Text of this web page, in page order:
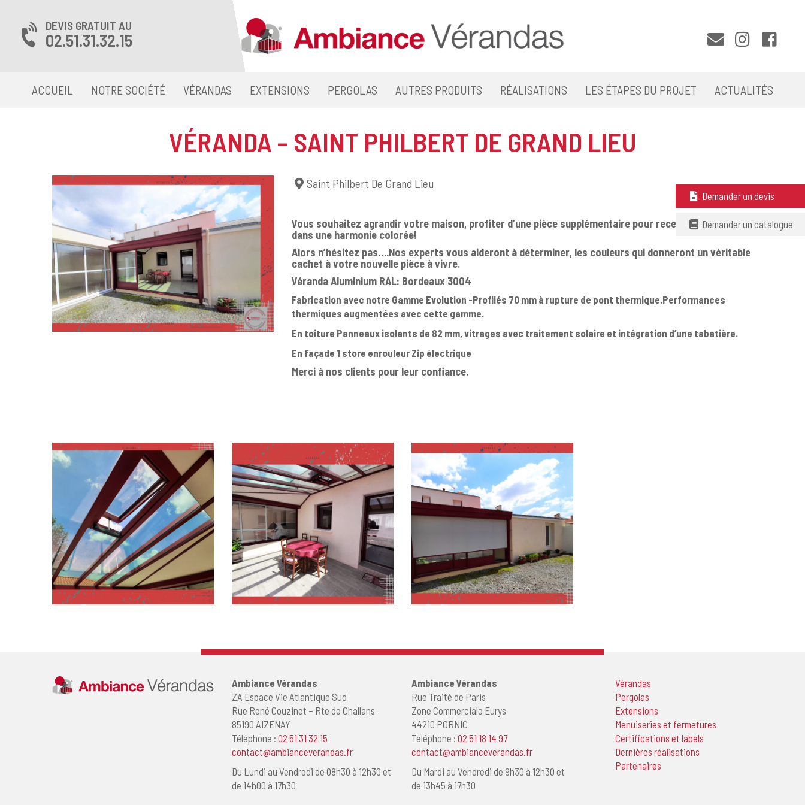
DEVIS GRATUIT AU
02.51.31.32.15
ACCUEIL NOTRE SOCIÉTÉ VÉRANDAS EXTENSIONS PERGOLAS AUTRES PRODUITS RÉALISATIONS LES ÉTAPES DU PROJET ACTUALITÉS
Demander un devis
Demander un catalogue
VÉRANDA – SAINT PHILBERT DE GRAND LIEU
Saint Philbert De Grand Lieu
Vous souhaitez agrandir votre maison, profiter d’une pièce supplémentaire pour recevoir vos amis,
dans une harmonie colorée!
Alors n’hésitez pas….Nos experts vous aideront à déterminer, les couleurs qui donneront un véritable
cachet à votre nouvelle pièce à vivre.
Véranda Aluminium RAL: Bordeaux 3004
Fabrication avec notre Gamme Evolution -Profilés 70 mm à rupture de pont thermique.Performances
thermiques augmentées avec cette gamme.
En toiture Panneaux isolants de 82 mm, vitrages avec traitement solaire et intégration d’une tabatière.
En façade 1 store enrouleur Zip électrique
Merci à nos clients pour leur confiance.
Ambiance Vérandas
ZA Espace Vie Atlantique Sud
Rue René Couzinet – Rte de Challans
85190 AIZENAY
Téléphone : 02 51 31 32 15
contact@ambianceverandas.fr
Du Lundi au Vendredi de 08h30 à 12h30 et
de 14h00 à 17h30
Ambiance Vérandas
Rue Traité de Paris
Zone Commerciale Eurys
44210 PORNIC
Téléphone : 02 51 18 14 97
contact@ambianceverandas.fr
Du Mardi au Vendredi de 9h30 à 12h30 et
de 13h45 à 17h30
Vérandas
Pergolas
Extensions
Menuiseries et fermetures
Certifications et labels
Dernières réalisations
Partenaires